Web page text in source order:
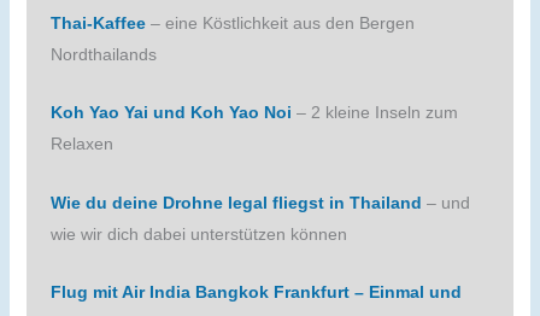
Thai-Kaffee – eine Köstlichkeit aus den Bergen
Nordthailands
Koh Yao Yai und Koh Yao Noi – 2 kleine Inseln zum
Relaxen
Wie du deine Drohne legal fliegst in Thailand – und
wie wir dich dabei unterstützen können
Flug mit Air India Bangkok Frankfurt – Einmal und